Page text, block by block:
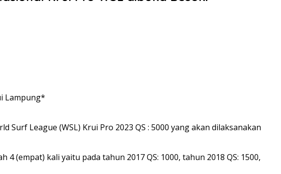
Lampung*
League (WSL) Krui Pro 2023 QS : 5000 yang akan dilaksanakan
(empat) kali yaitu pada tahun 2017 QS: 1000, tahun 2018 QS: 1500,